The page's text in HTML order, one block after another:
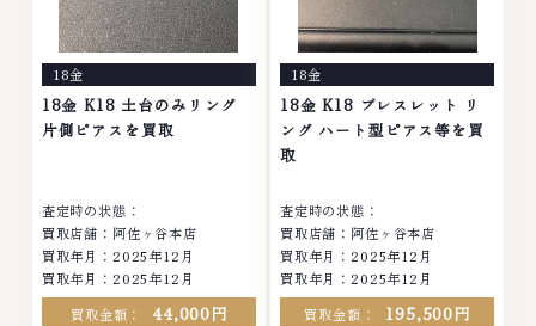
18金
18金 K18 土台のみリング
片側ピアスを買取
査定時の状態：
買取店舗：阿佐ヶ谷本店
買取年月： 2025年12月
買取年月： 2025年12月
買取金額：
44,000円
18金
18金 K18 ブレスレット リ
ング ハート型ピアス等を買
取
査定時の状態：
買取店舗：阿佐ヶ谷本店
買取年月： 2025年12月
買取年月： 2025年12月
買取金額：
195,500円